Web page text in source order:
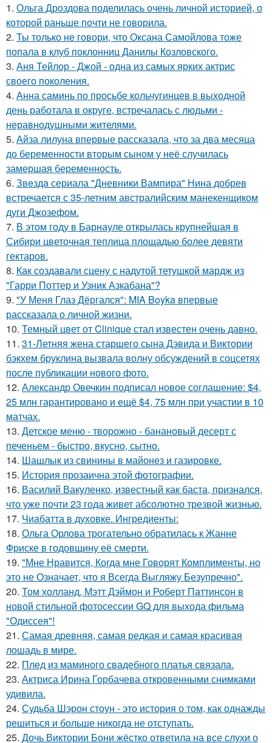
1. Ольга Дроздова поделилась очень личной историей, о
которой раньше почти не говорила.
2. Ты только не говори, что Оксана Самойлова тоже
попала в клуб поклонниц Данилы Козловского.
3. Аня Тейлор - Джой - одна из самых ярких актрис
своего поколения.
4. Анна саминь по просьбе кольчугинцев в выходной
день работала в округе, встречалась с людьми -
неравнодушными жителями.
5. Айза лилуна впервые рассказала, что за два месяца
до беременности вторым сыном у неё случилась
замершая беременность.
6. Звeздa сериала "Дневники Вампира" Нина добрев
встречается с 35-летним австралийским манекенщиком
дуги Джозефом.
7. В этом году в Барнауле открылась крупнейшая в
Сибири цветочная теплица площадью более девяти
гектаров.
8. Как создавали сцену с надутой тетушкой мардж из
"Гарри Поттер и Узник Азкабана"?
9. "У Меня Глаз Дёргался": MIA Boyka впервые
рассказала о личной жизни.
10. Темный цвет от Clinique стал известен очень давно.
11. 31-Летняя жена старшего сына Дэвида и Виктории
бэкхем бруклина вызвала волну обсуждений в соцсетях
после публикации нового фото.
12. Александр Овечкин подписал новое соглашение: $4,
25 млн гарантировано и ещё $4, 75 млн при участии в 10
матчах.
13. Детское меню - творожно - банановый десерт с
печеньем - быстро, вкусно, сытно.
14. Шашлык из свинины в майонез и газировке.
15. История прозаична этой фотографии.
16. Василий Вакуленко, известный как баста, признался,
что уже почти 23 года живет абсолютно трезвой жизнью.
17. Чиабатта в духовке. Ингредиенты:
18. Ольга Орлова трогательно обратилась к Жанне
Фриске в годовщину её смерти.
19. "Мне Нравится, Когда мне Говорят Комплименты, но
это не Означает, что я Всегда Выгляжу Безупречно".
20. Том холланд, Мэтт Дэймон и Роберт Паттинсон в
новой стильной фотосессии GQ для выхода фильма
"Одиссея"!
21. Самая древняя, самая редкая и самая красивая
лошадь в мире.
22. Плед из маминого свадебного платья связала.
23. Актриса Ирина Горбачева откровенными снимками
удивила.
24. Судьба Шэрон стоун - это история о том, как однажды
решиться и больше никогда не отступать.
25. Дочь Виктории Бони жёстко ответила на все слухи о